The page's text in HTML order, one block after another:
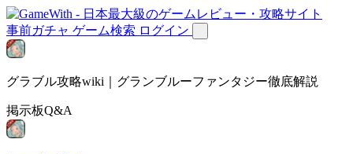
事前ガチャ ゲーム検索 ログイン
グラブル攻略wiki｜グランブルーファンタジー徹底解説
掲示板Q&A